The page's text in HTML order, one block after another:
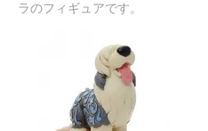
ラのフィギュアです。